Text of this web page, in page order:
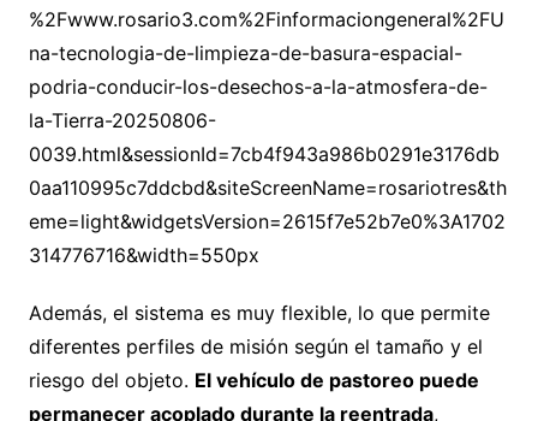
%2Fwww.rosario3.com%2Finformaciongeneral%2FU
na-tecnologia-de-limpieza-de-basura-espacial-
podria-conducir-los-desechos-a-la-atmosfera-de-
la-Tierra-20250806-
0039.html&sessionId=7cb4f943a986b0291e3176db
0aa110995c7ddcbd&siteScreenName=rosariotres&th
eme=light&widgetsVersion=2615f7e52b7e0%3A1702
314776716&width=550px
Además, el sistema es muy flexible, lo que permite
diferentes perfiles de misión según el tamaño y el
riesgo del objeto. El vehículo de pastoreo puede
permanecer acoplado durante la reentrada,